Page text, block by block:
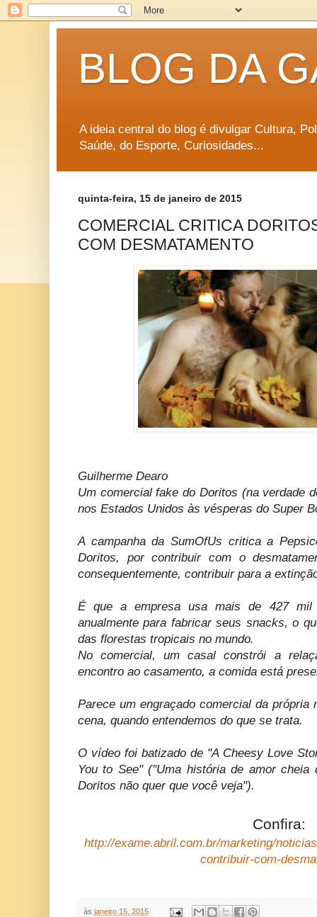
BLOG DA
A ideia central do blog é divulgar Cultura,
Saúde, do Esporte, Curiosidades...
quinta-feira, 15 de janeiro de 2015
COMERCIAL CRITICA
COM DESMATAMENTO
Guilherme Dearo
Um comercial fake do Doritos (na verdade
nos Estados Unidos às vésperas do Super
A campanha da SumOfUs critica a
Doritos, por contribuir com o
consequentemente, contribuir para a
É que a empresa usa mais de 427 mil
anualmente para fabricar seus snacks, o
das florestas tropicais no mundo.
No comercial, um casal constrói a
encontro ao casamento, a comida está
Parece um engraçado comercial da própria
cena, quando entendemos do que se trata.
O vídeo foi batizado de "A Cheesy Love
You to See" ("Uma história de amor
Doritos não quer que você veja").
Confira:
http://exame.abril.com.br/marketing/
contribuir-com-
às janeiro 15, 2015